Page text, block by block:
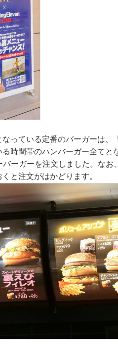
なっている定番のバーガーは
時間帯のハンバーガー全てと
ーガーを注文しました。なお
と注文がはかどります。